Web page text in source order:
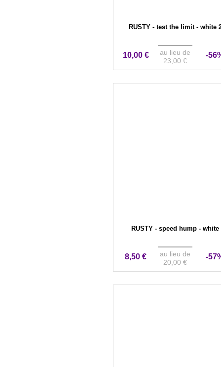
RUSTY - test the limit - white
10,00 €
au lieu de
23,00 €
-
RUSTY - speed hump - white
8,50 €
au lieu de
20,00 €
-